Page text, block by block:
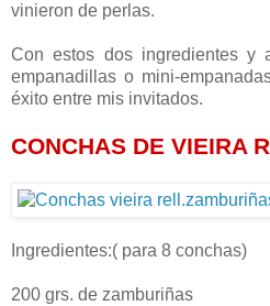
vinieron de perlas.
Con estos dos ingredientes y
empanadillas o mini-
éxito entre mis invitados.
CONCHAS DE VIEIRA
Ingredientes:( para 8 conchas)
200 grs. de zamburiñas